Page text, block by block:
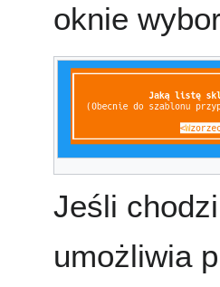
oknie
Jeśli
umożliwia